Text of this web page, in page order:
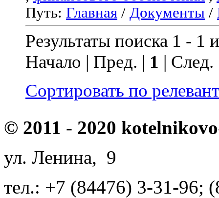
Путь: Главная / Документы /
Результаты поиска 1 - 1
Начало | Пред. | 1 |
Сортировать по
© 2011 - 2020
ул. Ленина, 9
тел.: +7 (84476) 3-31-96;